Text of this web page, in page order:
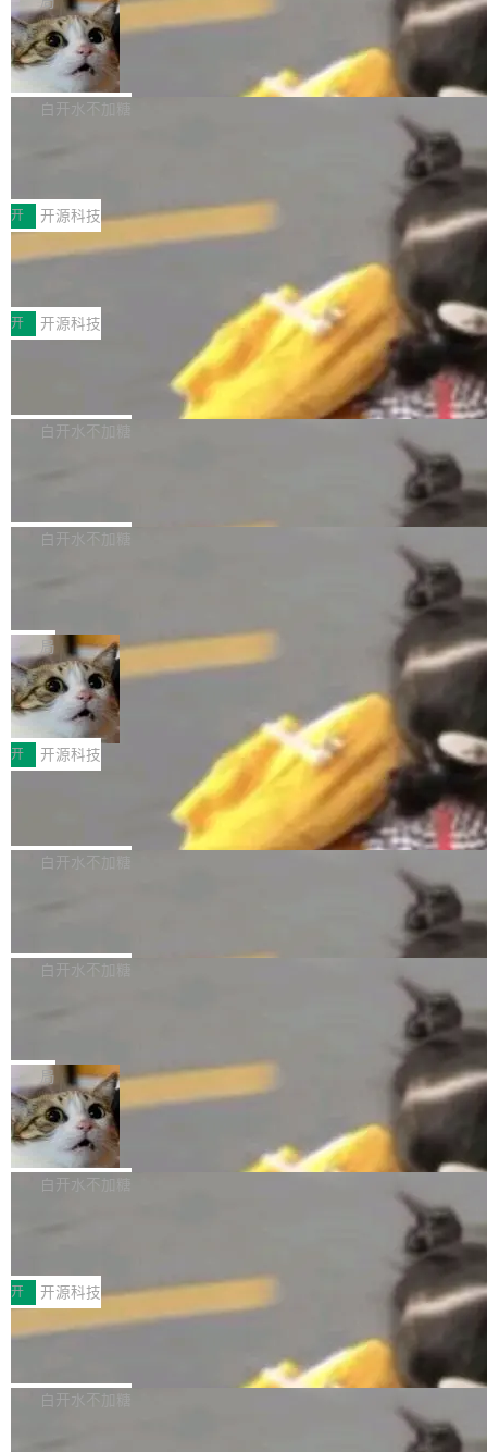
连失两员大将：Noam Shazeer 去了 Op...
filter 添加 AMF Frame Rate Converter (vf_frc
_amf) filter SMPTE 2094-50 元数据支持和直
通 ProRes RAW VideoToolbox 硬件加速器 AP
V ...
tokens on August 1st. 5T of free usage + 3T
on OpenCode Go.」79.8 万次浏览，连带着 #
DeepSeek一天消耗了8万亿# 上了微博热搜——
注意这是 OpenCode 一家的消耗。 OpenCode
不完。」5T 来自免费额度，3T 来自 Go...
NetBSD 11.0 正式发布
NetBSD 11.0 现已正式发布，这是 NetBSD 操
作系统的第十八个主要版本。 自 NetBSD 10.1
ve JH71XX 的设备，例如 VisionFive 2、PINE
64 STAR64，以及 QEMU。 增强了对 POSIX.1
-2024 和 C23 编程接口标准的兼容性。 compat
_linux(8) 增强了对 Linux 系统调用的支持，包
括 epoll（围绕 kqueue 实现）、POSIX 消息队
列、...
白开水不加糖
案
享会在上海举办。鸿蒙生态的全场景智慧营销平
台鲸鸿动能协同华为游戏中心，面向游戏行业开
发者及生态伙伴，系统呈现了平台在游戏领域的
完整能力版图——从IAP高价值用户的全周期经
营、到IAA游戏的“买变一体”正循环、再到联运与
广告协同的全链路经营闭环，以及面向全球市场
的出海增长布局。 华为终端云业务商业化销售负
责人在开场致辞中表示，游戏开发者的核心诉求
已不再是“多一个投放渠道”，而是一套能够持续
高质量游戏...
开 开源科技
技嘉X3D系列再添新成员 B850 AORU
面向AMD Ryzen X3D处理器玩家，技嘉X3D系
列主板阵容迎来新成员——B850 AORUS ELITE
X3D。作为面向主流高性能平台打造的全新主板
产品，B850 AORUS ELITE X3D延续技嘉在X3
D平台优化上的技术积累，旨在为游戏玩家带来
更稳定、更高效的装机选择。 B850 AORUS ELI
式2.0，可根据不同使用场景释放处理器潜力，
开 开源科技
Zadig v5.0 发布：AI 发布专员与 AI 审
我们团队这几天最大的卡点不是 AI 写得不够
好，是 AI 写得太好了。 好到审查排期从两天的
过 1528 名开发者，85% 说 AI 把瓶颈从写代码
白开水不加糖
数据库，有一个图形后端。作为一个原生的 Gra
布，具体更新内容包括： feat(zero)：Zero 现
支持 --security superflag（token=...;whitelist
=...），与 Alpha 版本的格式一致，并据此对其
管理 HTTP 端点进行授权。 <blockquote> <p>
<span><strong>警告：</strong>&nbsp;Zero
的 admin ...
白开水不加糖
块钱的玩意儿——一根小竹签，一个竹筒，一头
系着涂了松香的线。甩起来，竹膜震动，发出“哇
——哇”的蝉鸣声。实物越来越难找了，有开发者
把它做成了 Web 玩具，放在 zhuzhiliao.imsai.c
c 上，并在 GitHub 开源。 玩法很简单：按住屏
幕画圈，或者直接甩手机。页面会实时显示转速
（圈/秒），声音来自真实竹知了录音的 1.72 秒
采样，无缝循环。音频解码失败时，还有一套合
成兜底——锯齿波振荡器模拟脉冲，并联带通共
局
30倍效率升级：解锁医学影像数据要素
价值化的真实路径
完成一例腹部CT影像标注，张医生过去需要约1
20个小时。他必须在数百张连续影像上，一笔一
笔勾画边界，一层一层识别肌肉组织。如今，使
用东软飞标医学影像标注平台，同样的工作缩短
至4小时，效率提升30倍。 这组数字背后，改变
的不只是速度，而是把医学影像转化为AI能力的
正，才能成为机器能理解的高质量数据。医学影
张CT影像上完成像素级精细分割，让系统"...
开 开源科技
Apache Dubbo-go v3.3.2 正式发布
这个版本面向生产环境，重心在内核稳定性。我
们彻底收敛了旧配置体系，扩展了 Triple 协议与
白开水不加糖
理工具。它可以查看，转换，编辑和分类所有主
新功能 macOS：在 Connect/Share 按钮中添加
通过 AirDop 共享书籍的功能 Content server：
支持可向服务器后端添加新端点的插件 Edit boo
k：Compress images：添加将 GIF 图像转换为
JPEG/WebP 的选项 ToC Editor：添加一个按
白开水不加糖
ube 视频，标题是"SwiftUI 七年后：一个平庸的
故事"。视频核心观点很简单：SwiftUI 发布七年
了，仍然像一个永久公测版。 Manshin 从数据
流、布局系统、API 稳定性、性能、跨平台五个
维度逐一批判了 SwiftUI。最让人印象深刻的一
一，界面错位。他说这个问题"两年前就发现了，
至今没变"。 数据流方面，Manshin 指出 SwiftU
I 的属性包装器演进史...
局
DBeaver 26.1.4 发布
DBeaver 是一个免费开源的通用数据库工具，适
用于开发人员和数据库管理员。DBeaver 26.1.4
AI 聊天功能（添加了一些快捷键）</span></li>
<li><span style="color:#000000">新增了始终
在新 SQL 控制台中打开 AI 生成的脚本的功能</
span></li> <li><span style="color:#000000...
白开水不加糖
2026卫星活动——第二届多语种对话语音语言模
型挑战赛 （Multilingual Conversational Speec
h Language Model Challenge，MLC-SLM）T
ask 1赛道中，传音TEX AI中心语音算法团队以
自主研发的说话人归属多语种自动语音识别系统
开 开源科技
Qwen3.8-Max 发布，下周开源 Qwen3.
千问大模型宣布正式推出 Qwen 家族迄今最强大
的模型 Qwen3.8-Max，也是其首个 Max 规模
白开水不加糖